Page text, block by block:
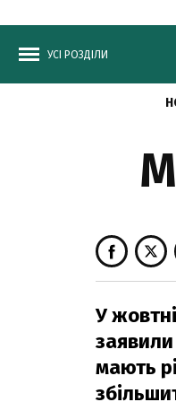
УСІ РОЗДІЛИ
У
заявили
мають